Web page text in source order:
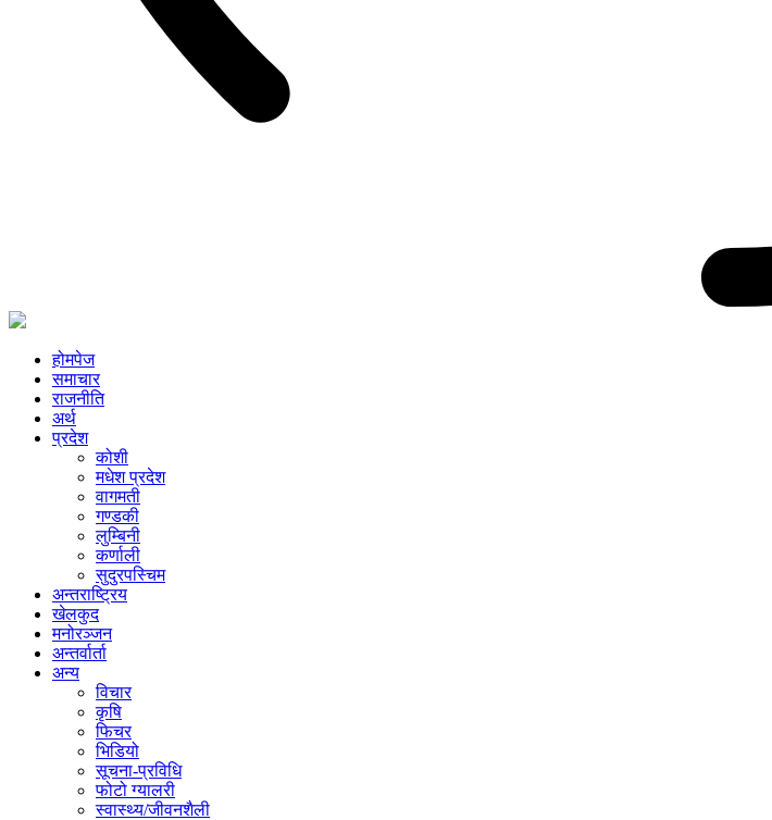
होमपेज
समाचार
राजनीति
अर्थ
प्रदेश
कोशी
मधेश प्रदेश
वागमती
गण्डकी
लुम्बिनी
कर्णाली
सुदुरपस्चिम
अन्तराष्ट्रिय
खेलकुद
मनोरञ्जन
अन्तर्वार्ता
अन्य
विचार
कृषि
फिचर
भिडियो
सूचना-प्रविधि
फोटो ग्यालरी
स्वास्थ्य/जीवनशैली